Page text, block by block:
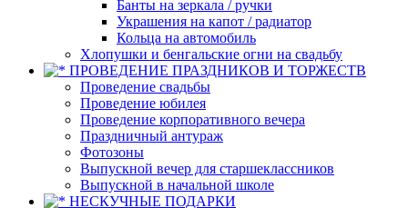
Банты на зеркала / ручки
Украшения на капот / радиатор
Кольца на автомобиль
Хлопушки и бенгальские огни на свадьбу
ПРОВЕДЕНИЕ ПРАЗДНИКОВ И ТОРЖЕСТВ
Проведение свадьбы
Проведение юбилея
Проведение корпоративного вечера
Праздничный антураж
Фотозоны
Выпускной вечер для старшеклассников
Выпускной в начальной школе
НЕСКУЧНЫЕ ПОДАРКИ